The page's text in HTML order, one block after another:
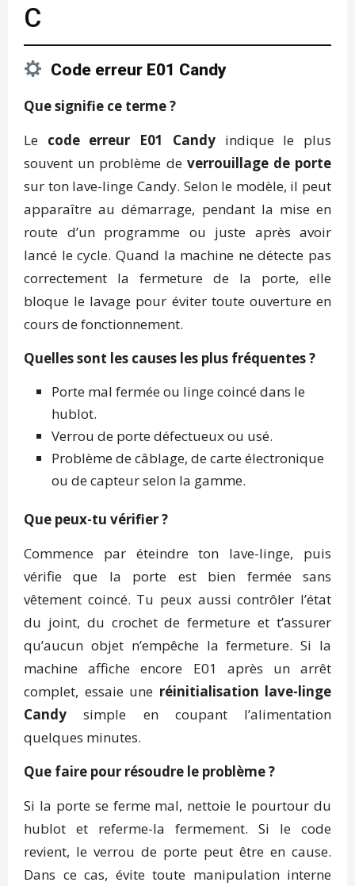
C
Code erreur E01 Candy
Que signifie ce terme ?
Le code erreur E01 Candyindique le plus
souvent un problème de verrouillage de porte
sur ton lave-linge Candy. Selon le modèle, il peut
apparaître au démarrage, pendant la mise en
route d’un programme ou juste après avoir
lancé le cycle. Quand la machine ne détecte pas
correctement la fermeture de la porte, elle
bloque le lavage pour éviter toute ouverture en
cours de fonctionnement.
Quelles sont les causes les plus fréquentes ?
Porte mal fermée ou linge coincé dans le
hublot.
Verrou de porte défectueux ou usé.
Problème de câblage, de carte électronique
ou de capteur selon la gamme.
Que peux-tu vérifier ?
Commence par éteindre ton lave-linge, puis
vérifie que la porte est bien fermée sans
vêtement coincé. Tu peux aussi contrôler l’état
du joint, du crochet de fermeture et t’assurer
qu’aucun objet n’empêche la fermeture. Si la
machine affiche encore E01 après un arrêt
complet, essaie une réinitialisation lave-linge
Candy simple en coupant l’alimentation
quelques minutes.
Que faire pour résoudre le problème ?
Si la porte se ferme mal, nettoie le pourtour du
hublot et referme-la fermement. Si le code
revient, le verrou de porte peut être en cause.
Dans ce cas, évite toute manipulation interne